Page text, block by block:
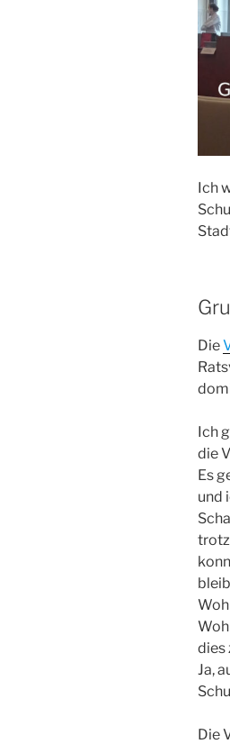
Ich
Die
Ich
die
Es
und
trotz
dies
Ja,
Die